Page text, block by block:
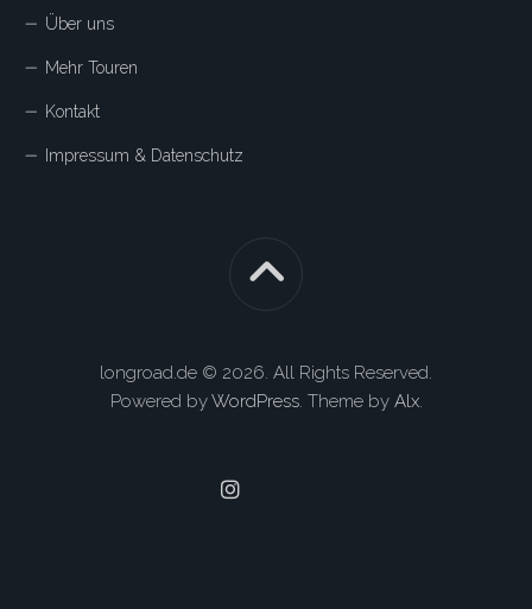
Über uns
Mehr Touren
Kontakt
Impressum & Datenschutz
longroad.de © 2026. All Rights Reserved.
Powered byWordPress. Theme by Alx.